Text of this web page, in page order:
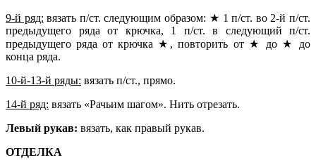
9-й ряд: вязать п/ст. следующим образом: ★ 1 п/ст. во 2-й п/ст.
предыдущего ряда от крючка, 1 п/ст. в следующий п/ст.
предыдущего ряда от крючка ★, повторить от ★ до ★ до
конца ряда.
10-й-13-й ряды: вязать п/ст., прямо.
14-й ряд: вязать «Рачьим шагом». Нить отрезать.
Левый рукав: вязать, как правый рукав.
ОТДЕЛКА